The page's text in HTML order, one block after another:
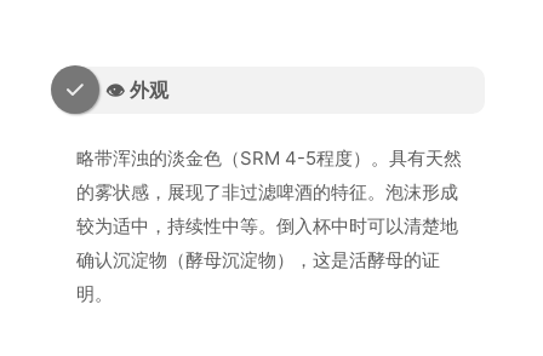
👁️ 外观
略带浑浊的淡金色（SRM 4-5程度）。具有天然
的雾状感，展现了非过滤啤酒的特征。泡沫形成
较为适中，持续性中等。倒入杯中时可以清楚地
确认沉淀物（酵母沉淀物），这是活酵母的证
明。